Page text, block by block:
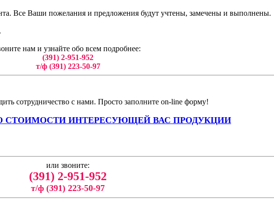
Все Ваши пожелания и предложения будут учтены, замечены и выполнены.
нам и узнайте обо всем подробнее:
(391) 2-951-952
т/ф (391) 223-50-97
сотрудничество с нами. Просто заполните on-line форму!
СТОИМОСТИ ИНТЕРЕСУЮЩЕЙ ВАС ПРОДУКЦИИ
или звоните:
(391) 2-951-952
т/ф (391) 223-50-97